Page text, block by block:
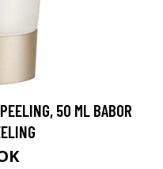
50 ML BABOR